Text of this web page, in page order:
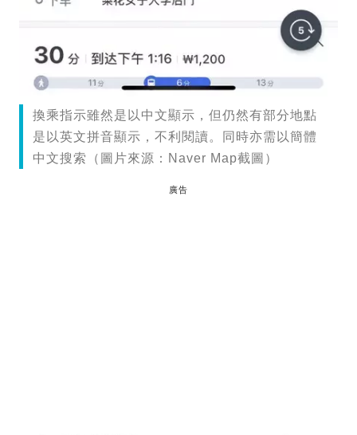
換乘指示雖然是以中文顯示，但仍然有部分地點
是以英文拼音顯示，不利閱讀。同時亦需以簡體
中文搜索（圖片來源：Naver Map截圖）
廣告